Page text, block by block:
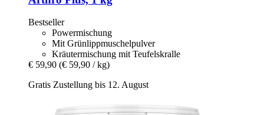
Bestseller
Powermischung
Mit Grünlippmuschelpulver
Kräutermischung mit Teufelskralle
€ 59,90 (€ 59,90 / kg)
Gratis Zustellung bis 12. August